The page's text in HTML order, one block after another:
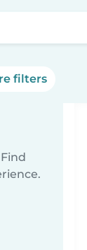
filters